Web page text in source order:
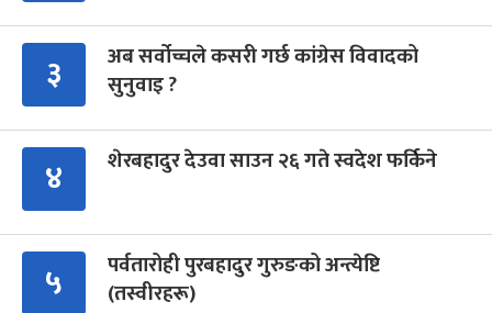
३
अब सर्वोच्चले कसरी गर्छ कांग्रेस विवादको
सुनुवाइ ?
४ शेरबहादुर देउवा साउन २६ गते स्वदेश फर्किने
५
पर्वतारोही पुरबहादुर गुरुङको अन्त्येष्टि
(तस्वीरहरू)